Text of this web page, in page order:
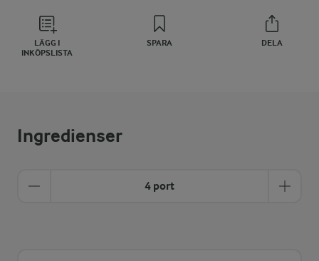
LÄGG I
INKÖPSLISTA
SPARA DELA
Ingredienser
4 port